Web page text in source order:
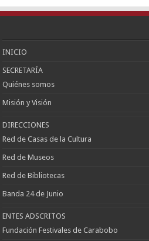
Kızılay
Escort
Keçiören
Escort
INICIO
SECRETARÍA
Quiénes somos
Misión y Visión
DIRECCIONES
Red de Casas de la Cultura
Red de Museos
Red de Bibliotecas
Banda 24 de Junio
ENTES ADSCRITOS
Fundación Festivales de Carabobo